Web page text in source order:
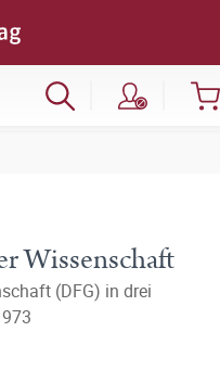
Wissenschaft
(DFG) in drei